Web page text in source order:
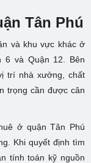
Tân Phú
và khu vực khác ở
6 và Quận 12. Bên
trí nhà xưởng, chất
trọng cần được cân
ở quận Tân Phú
Khi quyết định tìm
tính toán kỹ nguồn